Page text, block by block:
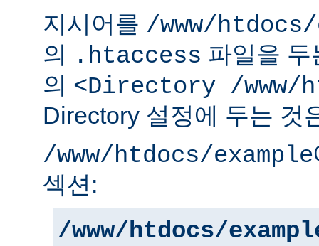
지시어를 /www/
의
.htaccess 파일을
의 <Directory /www/
Directory 설정에 두는 것
/www/htdocs/example
섹션:
/www/htdocs/